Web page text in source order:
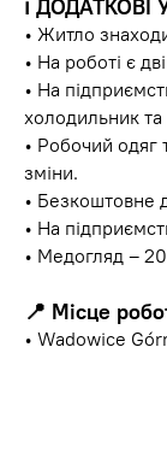
ℹ️ ДОДАТКОВІ
• Житло
• На роботі є
• На
холодильник та
• Робочий одяг
зміни.
• Безкоштовне
• На
• Медогляд –
📍 Місце
• Wadowice